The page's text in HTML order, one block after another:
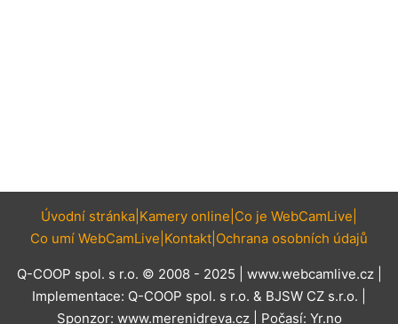
Úvodní stránka Kamery online Co je WebCamLive
Co umí WebCamLive Kontakt Ochrana osobních údajů
Q-COOP spol. s r.o. © 2008 - 2025 | www.webcamlive.cz|
Implementace: Q-COOP spol. s r.o. & BJSW CZ s.r.o.
Sponzor: www.merenidreva.cz| Počasí: Yr.no